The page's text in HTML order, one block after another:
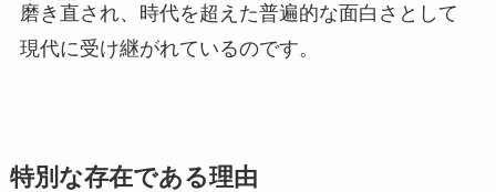
磨き直され、時代を超えた普遍的な面白さとして
現代に受け継がれているのです。
特別な存在である理由